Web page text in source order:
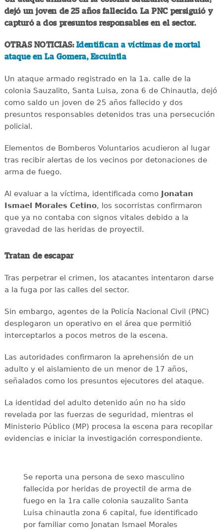
dejó un joven de 25 años fallecido. La PNC persiguió y
capturó a dos presuntos responsables en el sector.
OTRAS NOTICIAS:Identifican a víctimas de mortal
ataque en La Gomera, Escuintla
Un ataque armado registrado en la 1a. calle de la
colonia Sauzalito, Santa Luisa, zona 6 de Chinautla, dejó
como saldo un joven de 25 años fallecido y dos
presuntos responsables detenidos tras una persecución
policial.
Elementos de Bomberos Voluntarios acudieron al lugar
tras recibir alertas de los vecinos por detonaciones de
arma de fuego.
Al evaluar a la víctima, identificada como Jonatan
Ismael Morales Cetino, los socorristas confirmaron
que ya no contaba con signos vitales debido a la
gravedad de las heridas de proyectil.
Tratan de escapar
Tras perpetrar el crimen, los atacantes intentaron darse
a la fuga por las calles del sector.
Sin embargo, agentes de la Policía Nacional Civil (PNC)
desplegaron un operativo en el área que permitió
interceptarlos a pocos metros de la escena.
Las autoridades confirmaron la aprehensión de un
adulto y el aislamiento de un menor de 17 años,
señalados como los presuntos ejecutores del ataque.
La identidad del adulto detenido aún no ha sido
revelada por las fuerzas de seguridad, mientras el
Ministerio Público (MP) procesa la escena para recopilar
evidencias e iniciar la investigación correspondiente.
Se reporta una persona de sexo masculino
fallecida por heridas de proyectil de arma de
fuego en la 1ra calle colonia sauzalito Santa
Luisa chinautla zona 6 capital, fue identificado
por familiar como Jonatan Ismael Morales